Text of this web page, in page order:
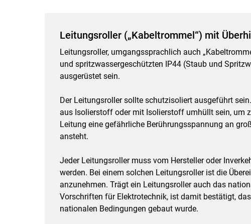
Leitungsroller („Kabeltrommel“) mit
Leitungsroller, umgangssprachlich auch
und spritzwassergeschützten IP44 (Staub und
ausgerüstet sein.
Der Leitungsroller sollte schutzisoliert ausgeführt
aus Isolierstoff oder mit Isolierstoff umhüllt sein, um
Leitung eine gefährliche Berührungsspannung an
ansteht.
Jeder Leitungsroller muss vom Hersteller oder
werden. Bei einem solchen Leitungsroller ist die
anzunehmen. Trägt ein Leitungsroller auch das
Vorschriften für Elektrotechnik, ist damit bestätigt,
nationalen Bedingungen gebaut wurde.